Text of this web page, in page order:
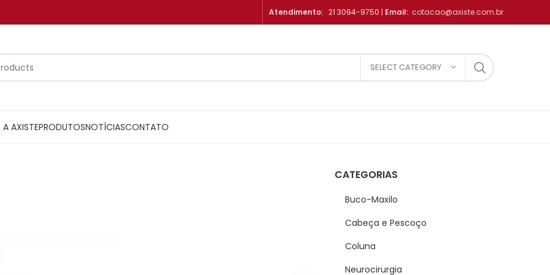
Atendimento: 21 3094-9750 | Email: cotacao@axiste.com.br
SELECT CATEGORY
A AXISTEPRODUTOSNOTÍCIASCONTATO
CATEGORIAS
Buco-Maxilo
Cabeça e Pescoço
Coluna
Neurocirurgia